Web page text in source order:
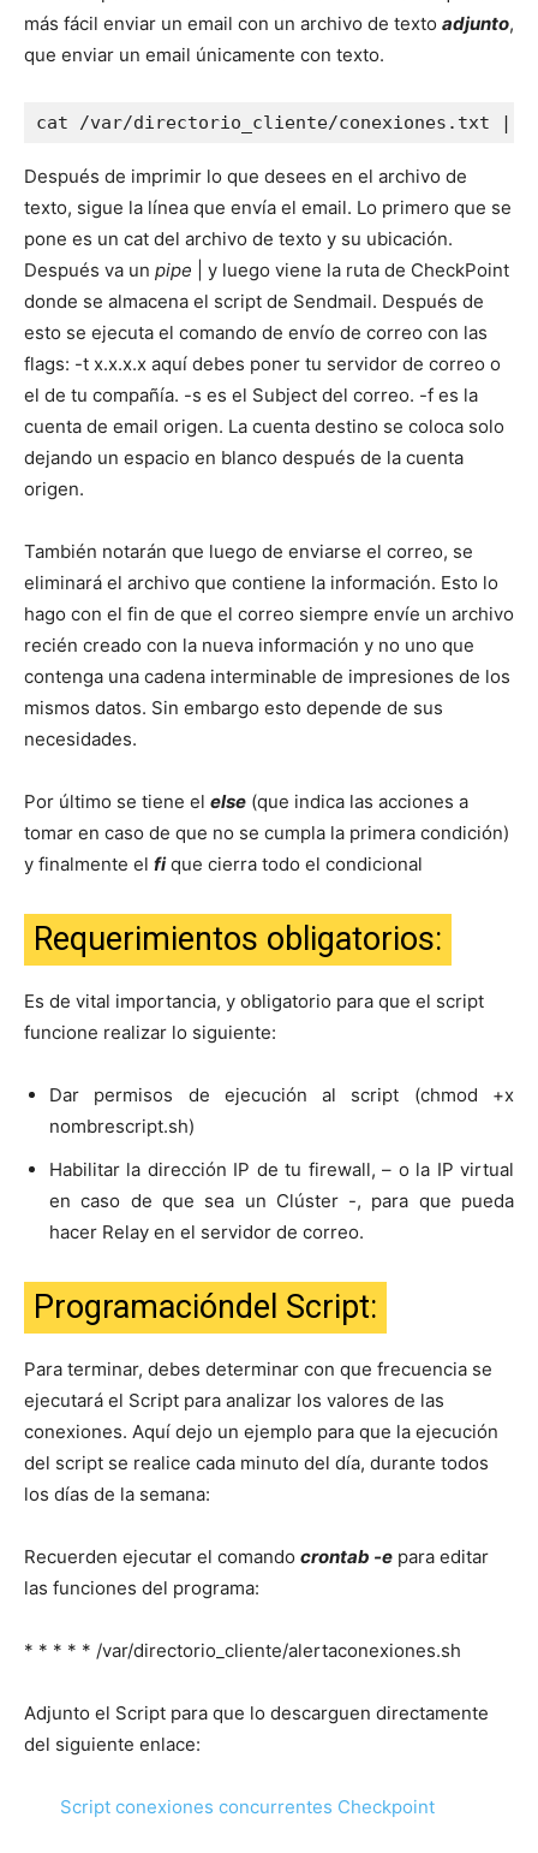
más fácil enviar un email con un archivo de texto adjunto,
que enviar un email únicamente con texto.
cat /var/directorio_cliente/conexiones.txt | /
Después de imprimir lo que desees en el archivo de
texto, sigue la línea que envía el email. Lo primero que se
pone es un cat del archivo de texto y su ubicación.
Después va un pipe | y luego viene la ruta de CheckPoint
donde se almacena el script de Sendmail. Después de
esto se ejecuta el comando de envío de correo con las
flags: -t x.x.x.x aquí debes poner tu servidor de correo o
el de tu compañía. -s es el Subject del correo. -f es la
cuenta de email origen. La cuenta destino se coloca solo
dejando un espacio en blanco después de la cuenta
origen.
También notarán que luego de enviarse el correo, se
eliminará el archivo que contiene la información. Esto lo
hago con el fin de que el correo siempre envíe un archivo
recién creado con la nueva información y no uno que
contenga una cadena interminable de impresiones de los
mismos datos. Sin embargo esto depende de sus
necesidades.
Por último se tiene el else (que indica las acciones a
tomar en caso de que no se cumpla la primera condición)
y finalmente el fi que cierra todo el condicional
Requerimientos obligatorios:
Es de vital importancia, y obligatorio para que el script
funcione realizar lo siguiente:
Dar permisos de ejecución al script (chmod +x
nombrescript.sh)
Habilitar la dirección IP de tu firewall, – o la IP virtual
en caso de que sea un Clúster -, para que pueda
hacer Relay en el servidor de correo.
Programacióndel Script:
Para terminar, debes determinar con que frecuencia se
ejecutará el Script para analizar los valores de las
conexiones. Aquí dejo un ejemplo para que la ejecución
del script se realice cada minuto del día, durante todos
los días de la semana:
Recuerden ejecutar el comando crontab -e para editar
las funciones del programa:
* * * * * /var/directorio_cliente/alertaconexiones.sh
Adjunto el Script para que lo descarguen directamente
del siguiente enlace:
Script conexiones concurrentes Checkpoint